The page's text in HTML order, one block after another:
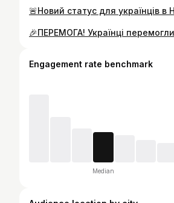
Engagement rate benchmark
Median